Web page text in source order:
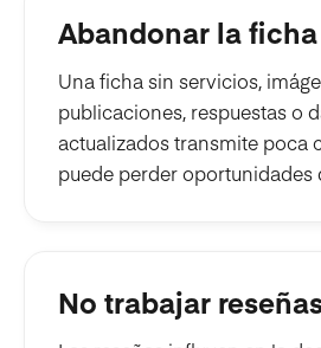
Abandonar la
Una ficha sin servicios,
publicaciones, respuestas o
actualizados transmite poca
puede perder oportunidades
No trabajar